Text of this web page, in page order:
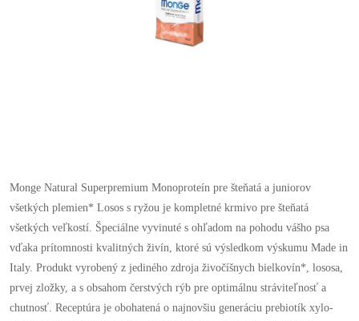
Monge Natural Superpremium Monoproteín pre šteňatá a juniorov
všetkých plemien* Losos s ryžou je kompletné krmivo pre šteňatá
všetkých veľkostí. Špeciálne vyvinuté s ohľadom na pohodu vášho psa
vďaka prítomnosti kvalitných živín, ktoré sú výsledkom výskumu Made in
Italy. Produkt vyrobený z jediného zdroja živočíšnych bielkovín*, lososa,
prvej zložky, a s obsahom čerstvých rýb pre optimálnu stráviteľnosť a
chutnosť. Receptúra ​​je obohatená o najnovšiu generáciu prebiotík xylo-